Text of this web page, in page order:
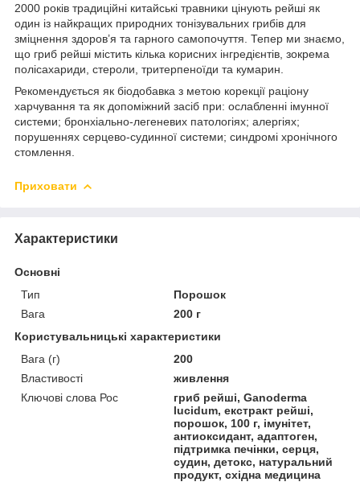
2000 років традиційні китайські травники цінують рейші як
один із найкращих природних тонізувальних грибів для
зміцнення здоров’я та гарного самопочуття. Тепер ми знаємо,
що гриб рейші містить кілька корисних інгредієнтів, зокрема
полісахариди, стероли, тритерпеноїди та кумарин.
Рекомендується як біодобавка з метою корекції раціону
харчування та як допоміжний засіб при: ослабленні імунної
системи; бронхіально-легеневих патологіях; алергіях;
порушеннях серцево-судинної системи; синдромі хронічного
стомлення.
Приховати
Характеристики
Основні
Тип
Порошок
Вага
200 г
Користувальницькі характеристики
Вага (г)
200
Властивості
живлення
Ключові слова Рос
гриб рейші, Ganoderma
lucidum, екстракт рейші,
порошок, 100 г, імунітет,
антиоксидант, адаптоген,
підтримка печінки, серця,
судин, детокс, натуральний
продукт, східна медицина